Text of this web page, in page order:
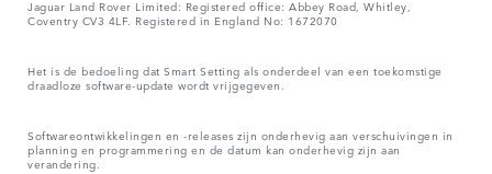
Jaguar Land Rover Limited: Registered office: Abbey Road, Whitley,
Coventry CV3 4LF. Registered in England No: 1672070
Het is de bedoeling dat Smart Setting als onderdeel van een toekomstige
draadloze software-update wordt vrijgegeven.
Softwareontwikkelingen en -releases zijn onderhevig aan verschuivingen in
planning en programmering en de datum kan onderhevig zijn aan
verandering.